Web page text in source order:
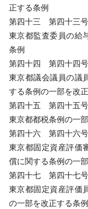
正する条例
第四十三 第四十三
東京都監査委員の給
条例
第四十四 第四十四
東京都議会議員の議
する条例の一部を改
第四十五 第四十五
東京都都税条例の一
第四十六 第四十六
東京都固定資産評価
償に関する条例の一
第四十七 第四十七
東京都固定資産評価
の一部を改正する条例